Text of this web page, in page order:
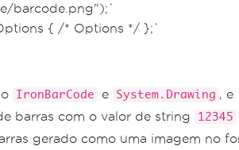
barcode.png");`
{ /* Options */ };`
IronBarCode e System.Drawing , e
barras com o valor de string
12345
gerado como uma imagem no